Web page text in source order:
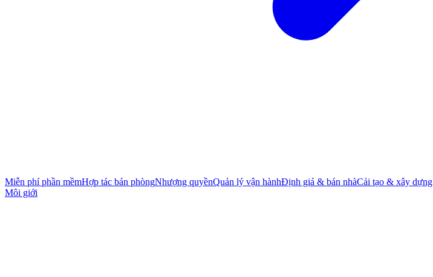
Miễn phí phần mềmHợp tác bán phòngNhượng quyềnQuản lý vận hànhĐịnh giá & bán nhàCải tạo & xây dựng
Môi giới